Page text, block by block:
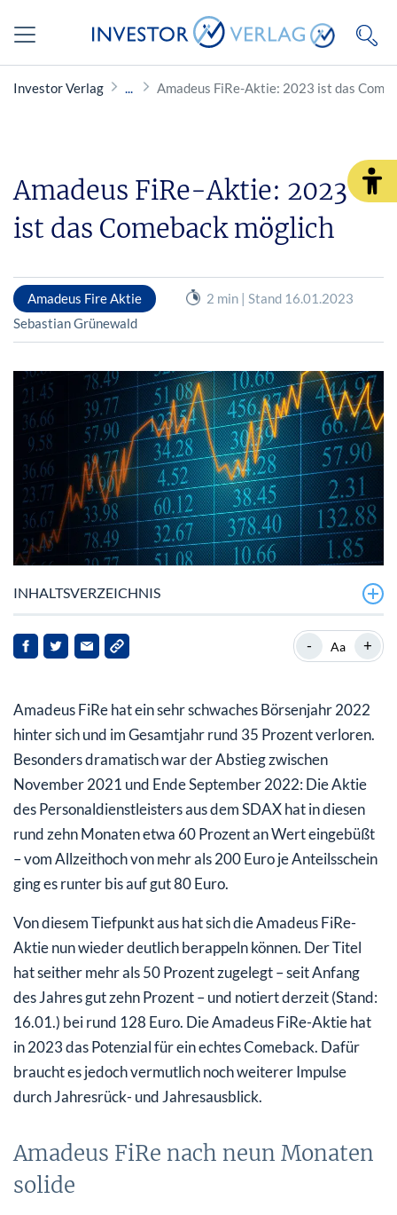
Investor Verlag Amadeus FiRe-Aktie: 2023 ist das
Amadeus FiRe-Aktie: 2023
ist das Comeback möglich
Amadeus Fire Aktie
2 min | Stand 16.01.2023
Sebastian Grünewald
INHALTSVERZEICHNIS
Amadeus FiRe nach neun Monaten solide
- Aa +
Amadeus FiRe hat ein sehr schwaches Börsenjahr 2022
hinter sich und im Gesamtjahr rund 35 Prozent verloren.
Besonders dramatisch war der Abstieg zwischen
November 2021 und Ende September 2022: Die Aktie
des Personaldienstleisters aus dem SDAX hat in diesen
rund zehn Monaten etwa 60 Prozent an Wert eingebüßt
– vom Allzeithoch von mehr als 200 Euro je Anteilsschein
ging es runter bis auf gut 80 Euro.
Von diesem Tiefpunkt aus hat sich die Amadeus FiRe-
Aktie nun wieder deutlich berappeln können. Der Titel
hat seither mehr als 50 Prozent zugelegt – seit Anfang
des Jahres gut zehn Prozent – und notiert derzeit (Stand:
16.01.) bei rund 128 Euro. Die Amadeus FiRe-Aktie hat
in 2023 das Potenzial für ein echtes Comeback. Dafür
braucht es jedoch vermutlich noch weiterer Impulse
durch Jahresrück- und Jahresausblick.
Amadeus FiRe nach neun Monaten
solide